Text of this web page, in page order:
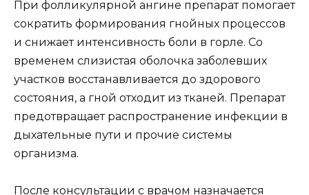
При фолликулярной ангине препарат помогает
сократить формирования гнойных процессов
и снижает интенсивность боли в горле. Со
временем слизистая оболочка заболевших
участков восстанавливается до здорового
состояния, а гной отходит из тканей. Препарат
предотвращает распространение инфекции в
дыхательные пути и прочие системы
организма.
После консультации с врачом назначается